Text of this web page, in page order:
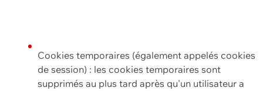
Cookies temporaires (également appelés cookies
de session) : les cookies temporaires sont
supprimés au plus tard après qu'un utilisateur a